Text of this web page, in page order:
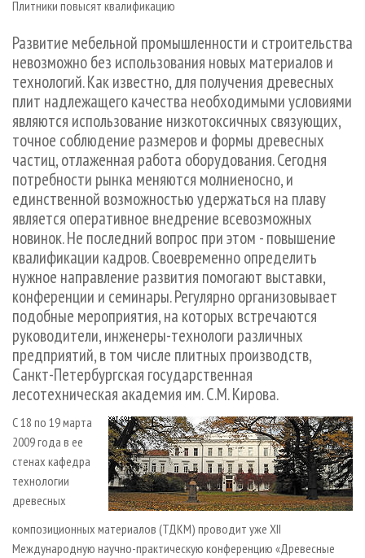
СУШКА ДРЕВЕСИНЫ
ПРОИЗВОДСТВО ДРЕВЕСНЫХ ПЛИТ
ДЕРЕВЯННОЕ ДОМОСТРОЕНИЕ
ПРОИЗВОДСТВО МЕБЕЛИ
БИОЭНЕРГЕТИКА
ЦБП
ИНСТРУМЕНТ И МАТЕРИАЛЫ
ПЕРСОНЫ
МОБИЛЬНЫЕ ВЫСТАВКИ
ОФИЦИАЛЬНЫЕ ДЕЛЕГАЦИИ
ПРИОРИТЕТНЫЕ ИНВЕСТПРОЕКТЫ
RUSSIAN FORESTRY REVIEW
ГАЗЕТА ЛЕСПРОМФОРУМ
БИБЛИОТЕКА СПЕЦИАЛИСТА
КОНТАКТЫ
РЕКЛАМА
РЕКЛАМА НА САЙТЕ
Плитники повысят квалификацию
Развитие мебельной промышленности и строительства
невозможно без использования новых материалов и
технологий. Как известно, для получения древесных
плит надлежащего качества необходимыми условиями
являются использование низкотоксичных связующих,
точное соблюдение размеров и формы древесных
частиц, отлаженная работа оборудования. Сегодня
потребности рынка меняются молниеносно, и
единственной возможностью удержаться на плаву
является оперативное внедрение всевозможных
новинок. Не последний вопрос при этом - повышение
квалификации кадров. Своевременно определить
нужное направление развития помогают выставки,
конференции и семинары. Регулярно организовывает
подобные мероприятия, на которых встречаются
руководители, инженеры-технологи различных
предприятий, в том числе плитных производств,
Санкт-Петербургская государственная
лесотехническая академия им. С.М. Кирова.
С 18 по 19 марта
2009 года в ее
стенах кафедра
технологии
древесных
композиционных материалов (ТДКМ) проводит уже ХII
Международную научно-практическую конференцию «Древесные